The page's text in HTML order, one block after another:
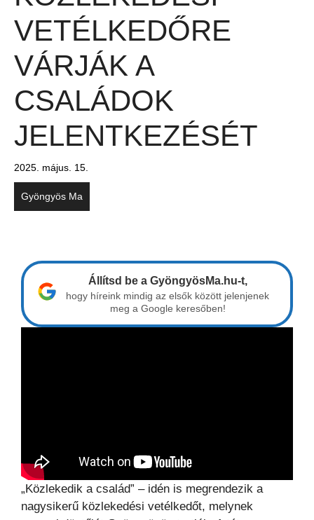
VETÉLKEDŐRE
VÁRJÁK A
CSALÁDOK
JELENTKEZÉSÉT
2025. május. 15.
Gyöngyös Ma
Állítsd be a GyöngyösMa.hu-t,
hogy híreink mindig az elsők között jelenjenek
meg a Google keresőben!
„Közlekedik a család” – idén is megrendezik a
nagysikerű közlekedési vetélkedőt, melynek